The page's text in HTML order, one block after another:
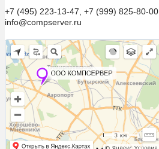
+7 (495) 223-13-47, +7 (999) 825-80-00
info@compserver.ru